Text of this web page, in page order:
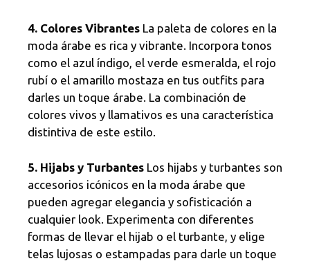
4. Colores Vibrantes La paleta de colores en la
moda árabe es rica y vibrante. Incorpora tonos
como el azul índigo, el verde esmeralda, el rojo
rubí o el amarillo mostaza en tus outfits para
darles un toque árabe. La combinación de
colores vivos y llamativos es una característica
distintiva de este estilo.
5. Hijabs y Turbantes Los hijabs y turbantes son
accesorios icónicos en la moda árabe que
pueden agregar elegancia y sofisticación a
cualquier look. Experimenta con diferentes
formas de llevar el hijab o el turbante, y elige
telas lujosas o estampadas para darle un toque